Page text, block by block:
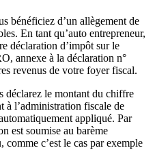
bénéficiez d’un allègement de
En tant qu’auto entrepreneur,
déclaration d’impôt sur le
annexe à la déclaration n°
revenus de votre foyer fiscal.
déclarez le montant du chiffre
à l’administration fiscale de
appliqué. Par
est soumise au barème
c’est le cas par exemple